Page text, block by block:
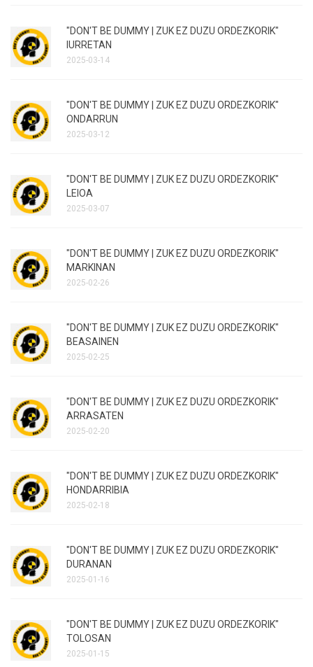
"DON'T BE DUMMY | ZUK EZ DUZU ORDEZKORIK"
IURRETAN
2025-03-14
"DON'T BE DUMMY | ZUK EZ DUZU ORDEZKORIK"
ONDARRUN
2025-03-12
"DON'T BE DUMMY | ZUK EZ DUZU ORDEZKORIK"
LEIOA
2025-03-07
"DON'T BE DUMMY | ZUK EZ DUZU ORDEZKORIK"
MARKINAN
2025-02-26
"DON'T BE DUMMY | ZUK EZ DUZU ORDEZKORIK"
BEASAINEN
2025-02-25
"DON'T BE DUMMY | ZUK EZ DUZU ORDEZKORIK"
ARRASATEN
2025-02-20
"DON'T BE DUMMY | ZUK EZ DUZU ORDEZKORIK"
HONDARRIBIA
2025-02-18
"DON'T BE DUMMY | ZUK EZ DUZU ORDEZKORIK"
DURANAN
2025-01-16
"DON'T BE DUMMY | ZUK EZ DUZU ORDEZKORIK"
TOLOSAN
2025-01-15